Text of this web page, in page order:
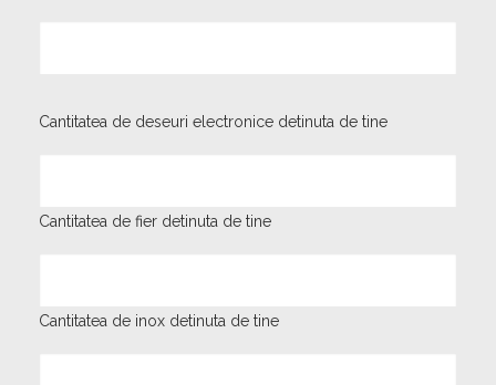
Cantitatea de deseuri electronice detinuta de tine
Cantitatea de fier detinuta de tine
Cantitatea de inox detinuta de tine